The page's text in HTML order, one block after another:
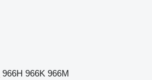
966H 966K 966M